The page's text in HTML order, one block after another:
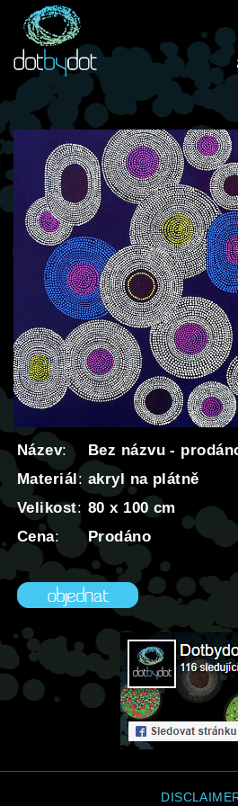
Název:
Bez názvu -
Materiál: akryl na plátně
Velikost: 80 x 100 cm
Cena: Prodáno